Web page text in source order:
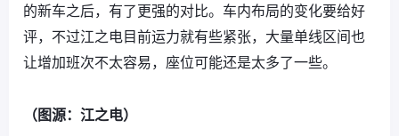
的新车之后，有了更强的对比。车内布局的变化要给好
评，不过江之电目前运力就有些紧张，大量单线区间也
让增加班次不太容易，座位可能还是太多了一些。
（图源：江之电）